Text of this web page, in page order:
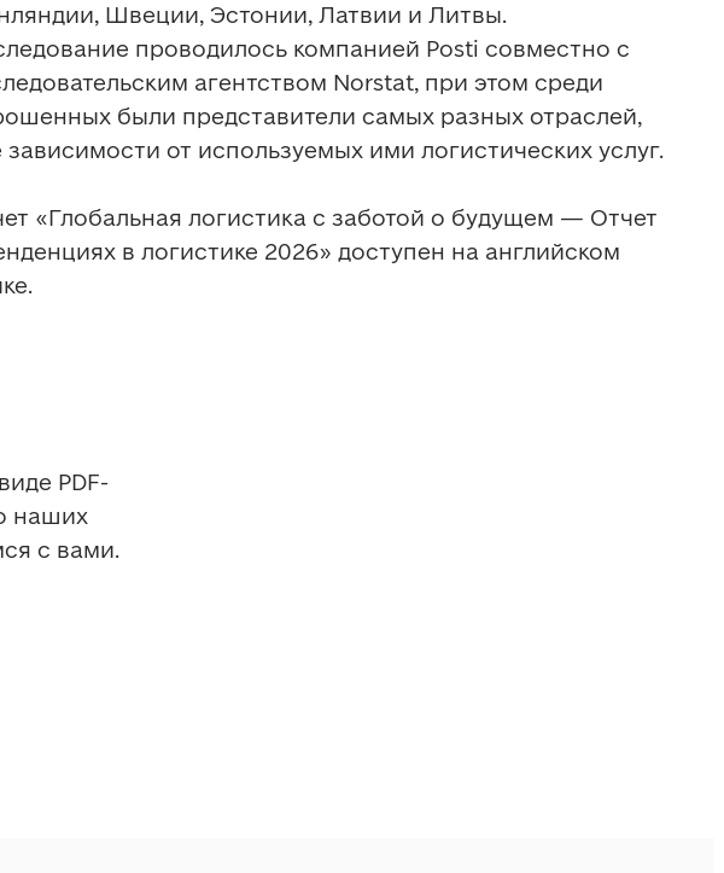
Швеции, Эстонии, Латвии и Литвы.
проводилось компанией Posti совместно с
агентством Norstat, при этом среди
были представители самых разных отраслей,
зависимости от используемых ими логистических услуг.
«Глобальная логистика с заботой о будущем — Отчет
в логистике 2026» доступен на английском
PDF-
наших
с вами.